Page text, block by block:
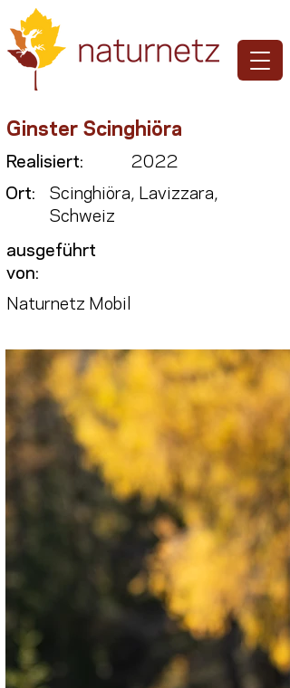
Ginster Scinghiöra
Realisiert:
2022
Ort:
Scinghiöra, Lavizzara,
Schweiz
ausgeführt
von:
Naturnetz Mobil